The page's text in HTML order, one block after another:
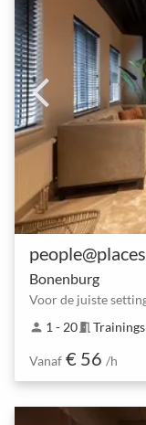
Bonenburg
Voor de juiste
person 1 - 20meeting_room
Vanaf € 56 /h